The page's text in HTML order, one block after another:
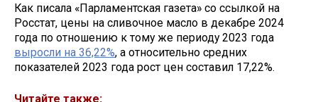
Как писала «Парламентская газета» со ссылкой на
Росстат, цены на сливочное масло в декабре 2024
года по отношению к тому же периоду 2023 года
выросли на 36,22%, а относительно средних
показателей 2023 года рост цен составил 17,22%.
Читайте также: